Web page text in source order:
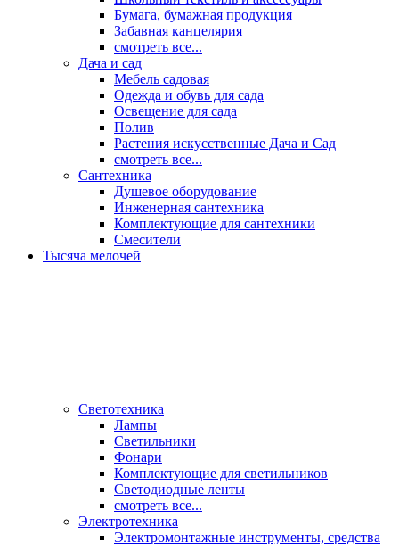
Бумага, бумажная продукция
Забавная канцелярия
смотреть все...
Дача и сад
Мебель садовая
Одежда и обувь для сада
Освещение для сада
Полив
Растения искусственные Дача и Сад
смотреть все...
Сантехника
Душевое оборудование
Инженерная сантехника
Комплектующие для сантехники
Смесители
Тысяча мелочей
Светотехника
Лампы
Светильники
Фонари
Комплектующие для светильников
Светодиодные ленты
смотреть все...
Электротехника
Электромонтажные инструменты, средства